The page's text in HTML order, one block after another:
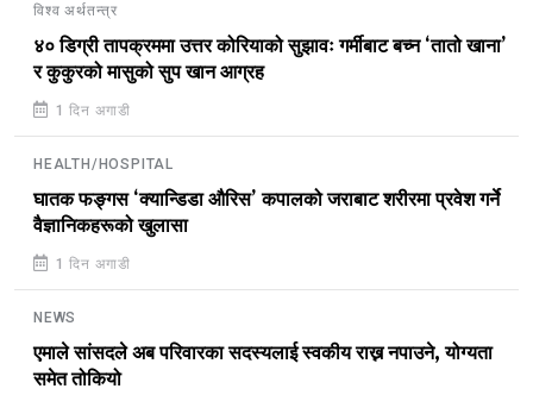
विश्व अर्थतन्त्र
४० डिग्री तापक्रममा उत्तर कोरियाको सुझावः गर्मीबाट बच्न ‘तातो खाना’
र कुकुरको मासुको सुप खान आग्रह
1 दिन अगाडी
HEALTH/HOSPITAL
घातक फङ्गस ‘क्यान्डिडा औरिस’ कपालको जराबाट शरीरमा प्रवेश गर्ने
वैज्ञानिकहरूको खुलासा
1 दिन अगाडी
NEWS
एमाले सांसदले अब परिवारका सदस्यलाई स्वकीय राख्न नपाउने, योग्यता
समेत तोकियो